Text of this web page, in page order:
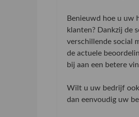
Benieuwd hoe u uw
klanten? Dankzij de
verschillende social
de actuele
bij aan een betere
Wilt u uw bedrijf
dan eenvoudig uw